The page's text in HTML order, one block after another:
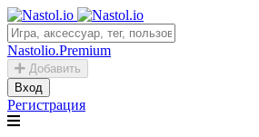
Nastolio.Premium
Добавить
Вход
Регистрация